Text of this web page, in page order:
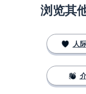
浏览其
人